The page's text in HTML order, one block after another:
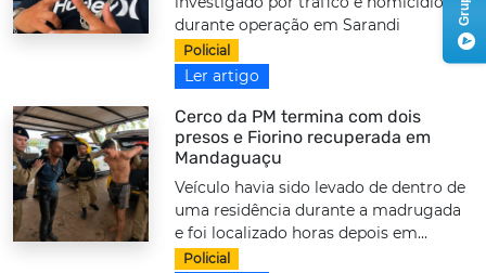
durante operação em Sarandi
Policial
Ler artigo
Cerco da PM termina com dois
presos e Fiorino recuperada em
Mandaguaçu
Veículo havia sido levado de dentro de
uma residência durante a madrugada
e foi localizado horas depois em...
Policial